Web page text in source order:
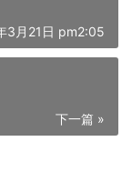
3月21日 pm2:05
下一篇 »